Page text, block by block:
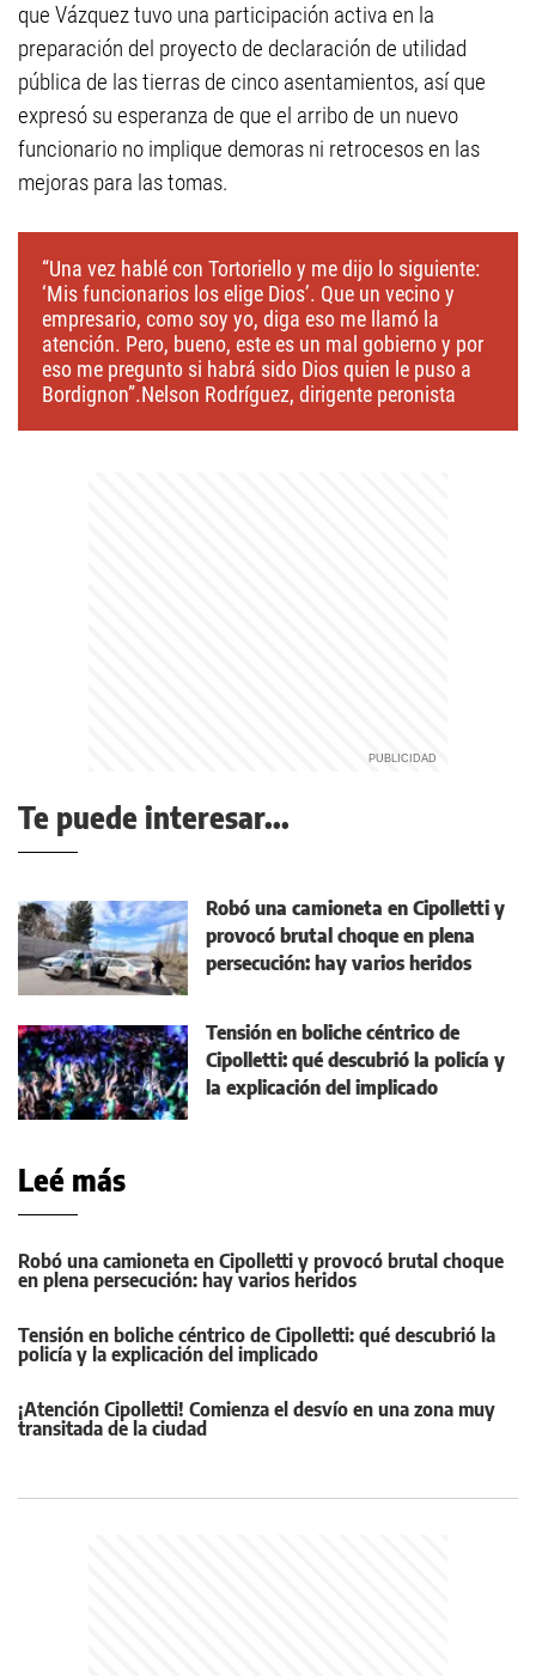
que Vázquez tuvo una participación activa en la
preparación del proyecto de declaración de utilidad
pública de las tierras de cinco asentamientos, así que
expresó su esperanza de que el arribo de un nuevo
funcionario no implique demoras ni retrocesos en las
mejoras para las tomas.
“Una vez hablé con Tortoriello y me dijo lo siguiente:
‘Mis funcionarios los elige Dios’. Que un vecino y
empresario, como soy yo, diga eso me llamó la
atención. Pero, bueno, este es un mal gobierno y por
eso me pregunto si habrá sido Dios quien le puso a
Bordignon”.Nelson Rodríguez, dirigente peronista
Te puede interesar...
Robó una camioneta en Cipolletti y
provocó brutal choque en plena
persecución: hay varios heridos
Tensión en boliche céntrico de
Cipolletti: qué descubrió la policía y
la explicación del implicado
Leé más
Robó una camioneta en Cipolletti y provocó brutal choque
en plena persecución: hay varios heridos
Tensión en boliche céntrico de Cipolletti: qué descubrió la
policía y la explicación del implicado
¡Atención Cipolletti! Comienza el desvío en una zona muy
transitada de la ciudad